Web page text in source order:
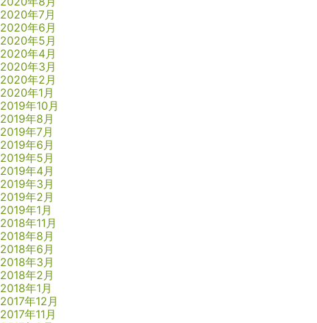
2020年7月
2020年6月
2020年5月
2020年4月
2020年3月
2020年2月
2020年1月
2019年10月
2019年8月
2019年7月
2019年6月
2019年5月
2019年4月
2019年3月
2019年2月
2019年1月
2018年11月
2018年8月
2018年6月
2018年3月
2018年2月
2018年1月
2017年12月
2017年11月